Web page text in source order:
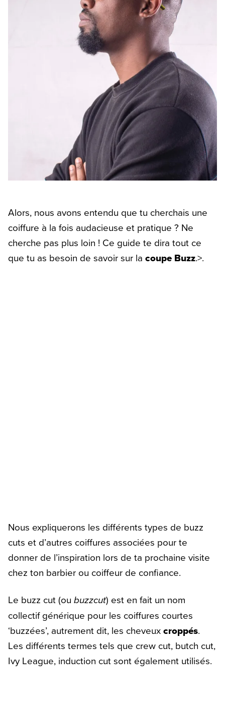
Alors, nous avons entendu que tu cherchais une
coiffure à la fois audacieuse et pratique ? Ne
cherche pas plus loin ! Ce guide te dira tout ce
que tu as besoin de savoir sur la coupe Buzz.>.
Nous expliquerons les différents types de buzz
cuts et d’autres coiffures associées pour te
donner de l’inspiration lors de ta prochaine visite
chez ton barbier ou coiffeur de confiance.
Le buzz cut (ou buzzcut) est en fait un nom
collectif générique pour les coiffures courtes
‘buzzées’, autrement dit, les cheveuxcroppés.
Les différents termes tels que crew cut, butch cut,
Ivy League, induction cut sont également utilisés.